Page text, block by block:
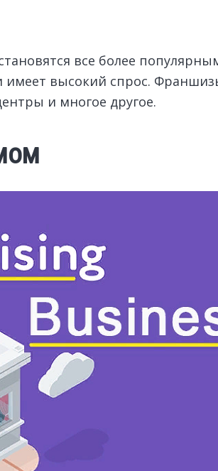
все более
высокий спрос.
и многое другое.